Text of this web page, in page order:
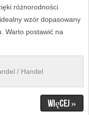
różnorodności
wzór dopasowany
Warto postawić na
/ Handel
Więcej »